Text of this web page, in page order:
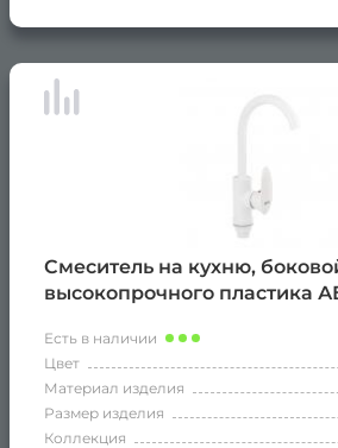
Смеситель на кухню,
высокопрочного пластика
Есть в наличии
Цвет
Материал изделия
Размер изделия
Коллекция